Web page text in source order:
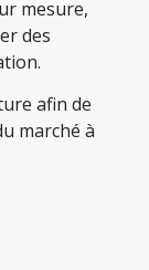
mesure,
des
afin de
marché à